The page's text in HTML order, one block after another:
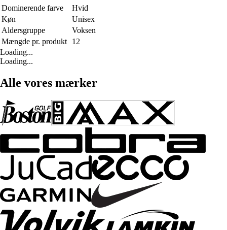
Dominerende farve
Hvid
Køn
Unisex
Aldersgruppe
Voksen
Mængde pr. produkt
12
Loading...
Loading...
Alle vores mærker